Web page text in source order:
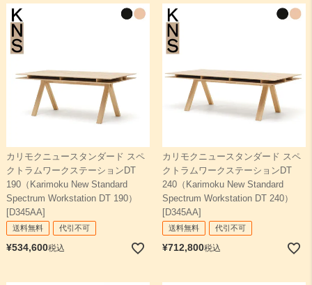
カリモクニュースタンダード スペ
クトラムワークステーションDT
190（Karimoku New Standard
Spectrum Workstation DT 190）
[D345AA]
送料無料 代引不可
¥534,600税込
カリモクニュースタンダード スペ
クトラムワークステーションDT
240（Karimoku New Standard
Spectrum Workstation DT 240）
[D345AA]
送料無料 代引不可
¥712,800税込